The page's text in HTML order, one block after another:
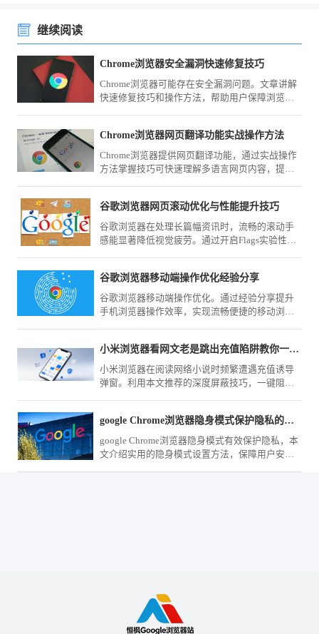
继续阅读
Chrome浏览器安全漏洞快速修复技巧
Chrome浏览器可能存在安全漏洞问题。文章讲解
快速修复技巧和操作方法，帮助用户保障浏览器
Chrome浏览器网页翻译功能实战操作方法
Chrome浏览器提供网页翻译功能，通过实战操作
方法掌握技巧可快速理解多语言网页内容，提高
谷歌浏览器网页滚动优化与性能提升技巧
谷歌浏览器在处理长篇幅资讯时，流畅的滚动手
感能显著降低视觉疲劳。通过开启Flags实验性平
阅海量文字或高清大图时依然保持极致的响应速
度。
谷歌浏览器移动端操作优化经验分享
谷歌浏览器移动端操作优化。通过经验分享提升
手机浏览器操作效率，实现流畅便捷的移动浏览
小米浏览器看网文老是跳出充值陷阱教你一招彻底免疫
小米浏览器在阅读网络小说时频繁遭遇充值诱导
弹窗。利用本文推荐的深度屏蔽技巧，一键阻断
google Chrome浏览器隐身模式保护隐私的实用方法
google Chrome浏览器隐身模式有效保护隐私，本
文介绍实用的隐身模式设置方法，保障用户安全